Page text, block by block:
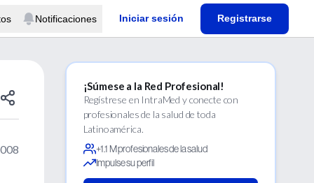
Notificaciones Iniciar sesión Registrarse
¡Súmese a la Red Profesional!
Regístrese en IntraMed y conecte con
profesionales de la salud de toda
Latinoamérica.
+1.1 M profesionales de la salud
Impulse su perfil